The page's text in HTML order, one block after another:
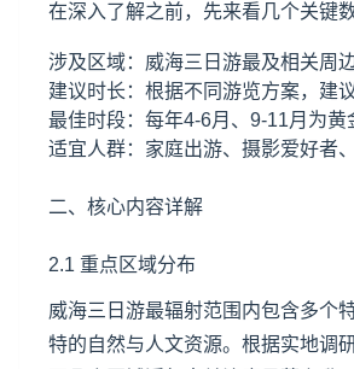
在深入了解之前，先来看几个关键数
涉及区域：威海三日游最及相关周
建议时长：根据不同游览方案，建
最佳时段：每年4-6月、9-11月为黄
适宜人群：家庭出游、摄影爱好者
二、核心内容详解
2.1 重点区域分布
威海三日游最辐射范围内包含多个
特的自然与人文资源。根据实地调